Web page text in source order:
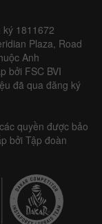
1811672
Plaza, Road
Anh
bởi FSC BVI
đã qua đăng ký
quyền được bảo
bởi Tập đoàn